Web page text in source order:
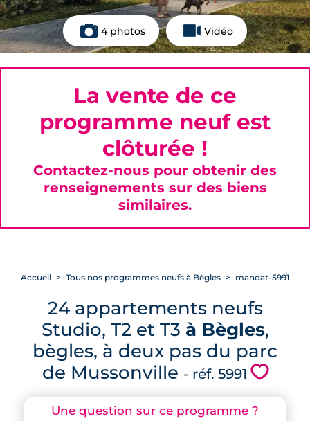
4 photos Vidéo
Une question sur ce programme ?
Accueil Tous nos programmes neufs à Bègles mandat-5991
24 appartements neufs
Studio, T2 et T3 à Bègles,
bègles, à deux pas du parc
de Mussonville - réf. 5991 💗
La vente de ce
programme neuf est
clôturée !
Contactez-nous pour obtenir des
renseignements sur des biens
similaires.